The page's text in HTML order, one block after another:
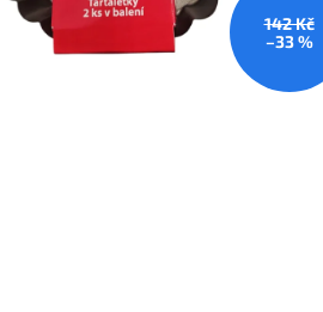
142 Kč
–33 %